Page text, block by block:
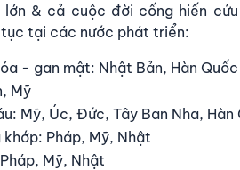
lớn & cả cuộc đời cống hiến
tục tại các nước phát triển:
- gan mật: Nhật Bản, Hàn Quốc
Mỹ
Mỹ, Úc, Đức, Tây Ban Nha, Hàn
Pháp, Mỹ, Nhật
Mỹ, Nhật